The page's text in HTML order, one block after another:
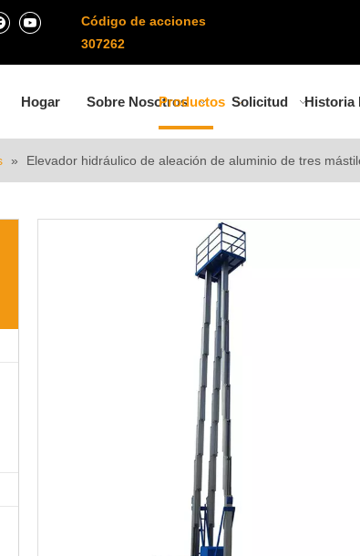
Código de acciones
307262
Hogar Sobre NosotrosProductos Solicitud Historia
» Elevador hidráulico de aleación de aluminio de tres